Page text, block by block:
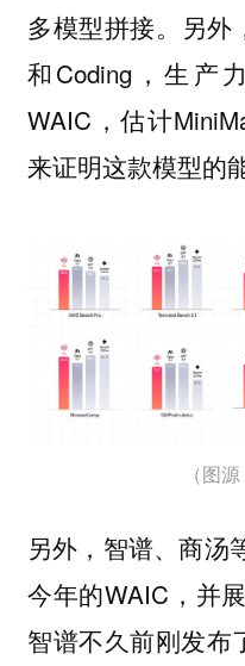
多模型拼接。
另外
和Coding，生产
WAIC，估计
来证明这款模型的
（图
另外，智谱、商汤
今年的WAIC，并
智谱不久前刚发布